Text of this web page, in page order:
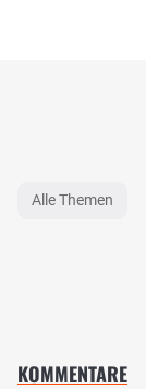
Alle Themen
KOMMENTARE